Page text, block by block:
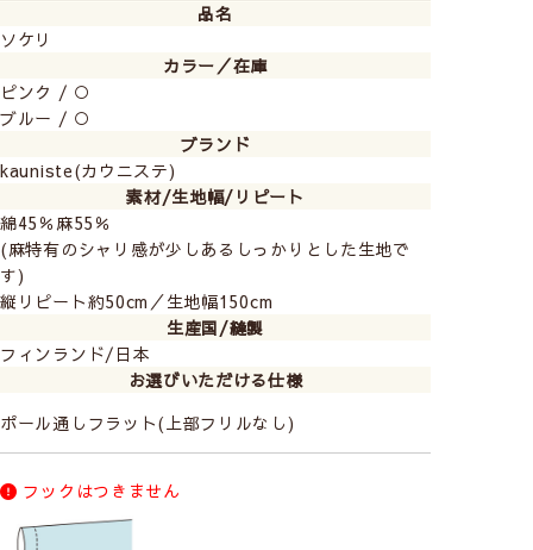
▼ブルー
品名
ソケリ
カラー／在庫
ピンク / ○
ブルー / ○
ブランド
kauniste(カウニステ)
素材/生地幅/リピート
綿45％麻55％
(麻特有のシャリ感が少しあるしっかりとした生地で
す)
縦リピート約50cm／生地幅150cm
生産国/縫製
フィンランド/日本
お選びいただける仕様
ポール通しフラット(上部フリルなし)
フックはつきません